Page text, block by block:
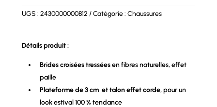
CHLOE
UGS : 2430000000812 Catégorie : Chaussures
Détails produit :
Brides croisées tresséesen fibres naturelles, effet
paille
Plateforme de 3 cm et talon effet corde, pour un
look estival 100 % tendance